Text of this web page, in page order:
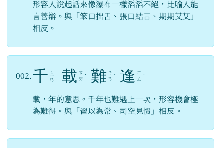
形容人說起話來像瀑布一樣滔滔不絕，比喻人能
言善辯。與「笨口拙舌、張口結舌、期期艾艾」
相反。
002. 千 ㄑ
ㄧ
ㄢ 載 ㄗ
ㄞ ˇ 難 ㄋ
ㄢ ˊ 逢 ㄈ
ㄥ
ˊ
載，年的意思。千年也難遇上一次，形容機會極
為難得。與「習以為常、司空見慣」相反。